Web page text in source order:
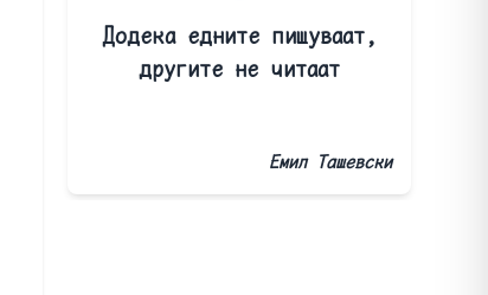
Додека едните пишуваат,
другите не читаат
Емил Ташевски